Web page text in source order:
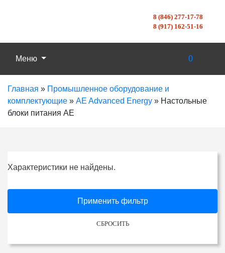
8 (846) 277-17-78
8 (917) 162-51-16
Меню 0
Главная » Промышленное оборудование и
комплектующие » AE Advanced Energy » Настольные
блоки питания AE
Характеристики не найдены.
Применить фильтр
СБРОСИТЬ